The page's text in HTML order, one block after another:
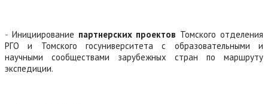
- Инициирование партнерских проектов Томского отделения
РГО и Томского госуниверситета с образовательными и
научными сообществами зарубежных стран по маршруту
экспедиции.